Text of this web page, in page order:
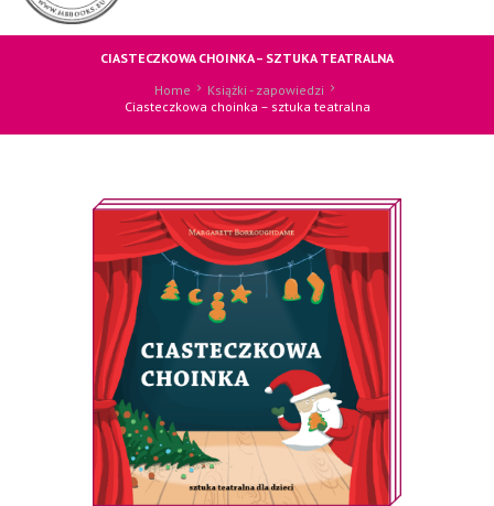
CIASTECZKOWA CHOINKA – SZTUKA TEATRALNA
Home
Książki - zapowiedzi
Ciasteczkowa choinka – sztuka teatralna